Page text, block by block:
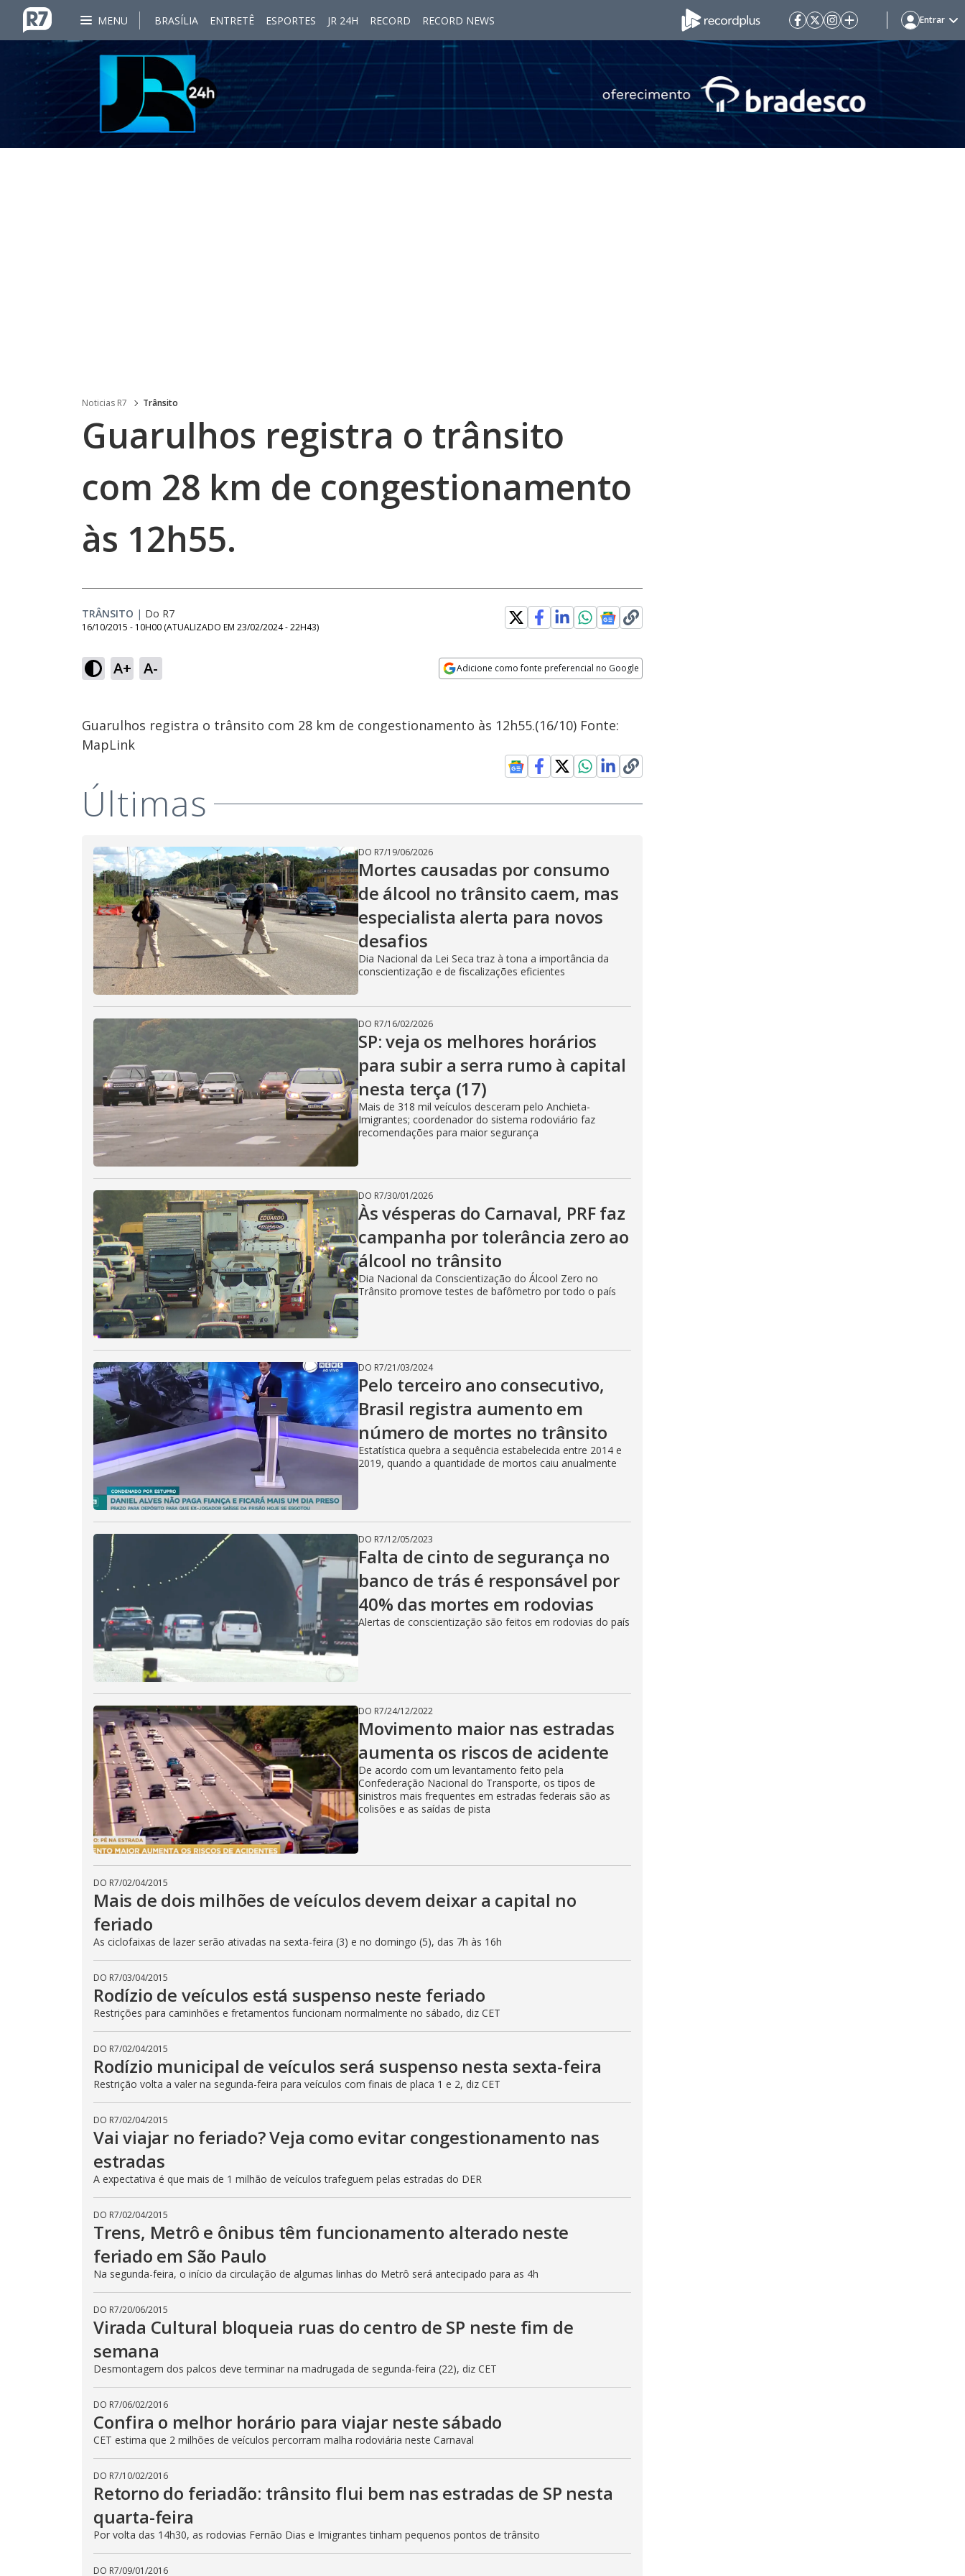
MENU BRASÍLIA ENTRETÊ ESPORTES JR 24H RECORD RECORD NEWS Entrar
Noticias R7 Trânsito
Guarulhos registra o trânsito
com 28 km de congestionamento
às 12h55.
TRÂNSITO | Do R7
16/10/2015 - 10H00 (ATUALIZADO EM 23/02/2024 - 22H43)
A+ A- Adicione como fonte preferencial no Google
Guarulhos registra o trânsito com 28 km de congestionamento às 12h55.(16/10) Fonte:
MapLink
Últimas
DO R7/19/06/2026
Mortes causadas por consumo
de álcool no trânsito caem, mas
especialista alerta para novos
desafios
Dia Nacional da Lei Seca traz à tona a importância da
conscientização e de fiscalizações eficientes
DO R7/16/02/2026
SP: veja os melhores horários
para subir a serra rumo à capital
nesta terça (17)
Mais de 318 mil veículos desceram pelo Anchieta-
Imigrantes; coordenador do sistema rodoviário faz
recomendações para maior segurança
DO R7/30/01/2026
Às vésperas do Carnaval, PRF faz
campanha por tolerância zero ao
álcool no trânsito
Dia Nacional da Conscientização do Álcool Zero no
Trânsito promove testes de bafômetro por todo o país
DO R7/21/03/2024
Pelo terceiro ano consecutivo,
Brasil registra aumento em
número de mortes no trânsito
Estatística quebra a sequência estabelecida entre 2014 e
2019, quando a quantidade de mortos caiu anualmente
DO R7/12/05/2023
Falta de cinto de segurança no
banco de trás é responsável por
40% das mortes em rodovias
Alertas de conscientização são feitos em rodovias do país
DO R7/24/12/2022
Movimento maior nas estradas
aumenta os riscos de acidente
De acordo com um levantamento feito pela
Confederação Nacional do Transporte, os tipos de
sinistros mais frequentes em estradas federais são as
colisões e as saídas de pista
DO R7/02/04/2015
Mais de dois milhões de veículos devem deixar a capital no
feriado
As ciclofaixas de lazer serão ativadas na sexta-feira (3) e no domingo (5), das 7h às 16h
DO R7/03/04/2015
Rodízio de veículos está suspenso neste feriado
Restrições para caminhões e fretamentos funcionam normalmente no sábado, diz CET
DO R7/02/04/2015
Rodízio municipal de veículos será suspenso nesta sexta-feira
Restrição volta a valer na segunda-feira para veículos com finais de placa 1 e 2, diz CET
DO R7/02/04/2015
Vai viajar no feriado? Veja como evitar congestionamento nas
estradas
A expectativa é que mais de 1 milhão de veículos trafeguem pelas estradas do DER
DO R7/02/04/2015
Trens, Metrô e ônibus têm funcionamento alterado neste
feriado em São Paulo
Na segunda-feira, o início da circulação de algumas linhas do Metrô será antecipado para as 4h
DO R7/20/06/2015
Virada Cultural bloqueia ruas do centro de SP neste fim de
semana
Desmontagem dos palcos deve terminar na madrugada de segunda-feira (22), diz CET
DO R7/06/02/2016
Confira o melhor horário para viajar neste sábado
CET estima que 2 milhões de veículos percorram malha rodoviária neste Carnaval
DO R7/10/02/2016
Retorno do feriadão: trânsito flui bem nas estradas de SP nesta
quarta-feira
Por volta das 14h30, as rodovias Fernão Dias e Imigrantes tinham pequenos pontos de trânsito
DO R7/09/01/2016